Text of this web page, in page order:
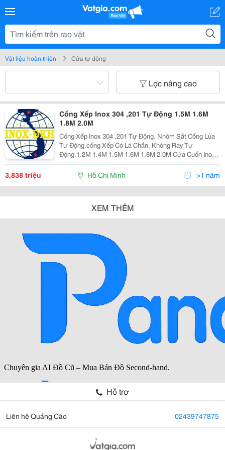
Vật liệu hoàn thiện Cửa tự động
Lọc nâng cao
Cổng Xếp Inox 304 ,201 Tự Động 1.5M 1.6M
1.8M 2.0M
Cổng Xếp Inox 304 ,201 Tự Động. Nhôm Sắt Cổng Lùa
Tự Động.cổng Xếp Có Lá Chắn, Không Ray Tự
Động.1.2M 1.4M 1.5M 1.6M 1.8M 2.0M Cửa Cuốn Inox
,Sắt, Tôn Kẽm Sơn Tỉnh Điện .Cửa 4 Cánh ,Cửa Kéo
Inox,Motor Bộ Điều Khiển Từ Xa , Cột Cờ Inox 304, Cột
3,838 triệu Hồ Chí Minh >1 năm
XEM THÊM
Hỗ trợ
Liên hệ Quảng Cáo 02439747875